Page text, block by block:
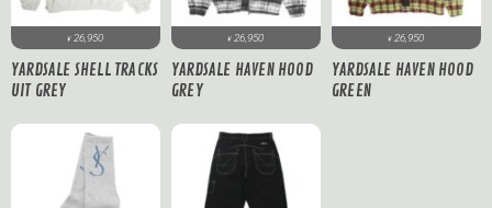
¥ 26,950
YARDSALE SHELL TRACKS
UIT GREY
¥ 26,950
YARDSALE HAVEN HOOD
GREY
¥ 26,950
YARDSALE HAVEN HOOD
GREEN